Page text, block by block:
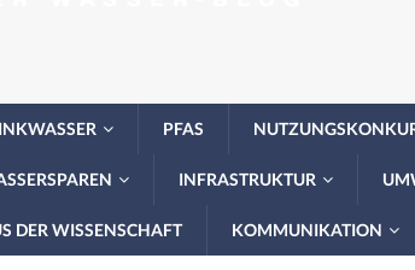
PFAS
INFRASTRUKTUR
DER WISSENSCHAFT KOMMUNIKATION